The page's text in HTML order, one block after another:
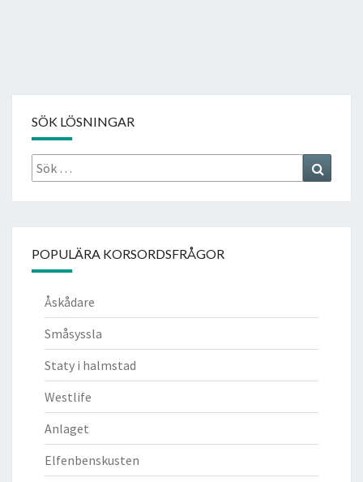
SÖK LÖSNINGAR
Sök
efter:
POPULÄRA KORSORDSFRÅGOR
Åskådare
Småsyssla
Staty i halmstad
Westlife
Anlaget
Elfenbenskusten